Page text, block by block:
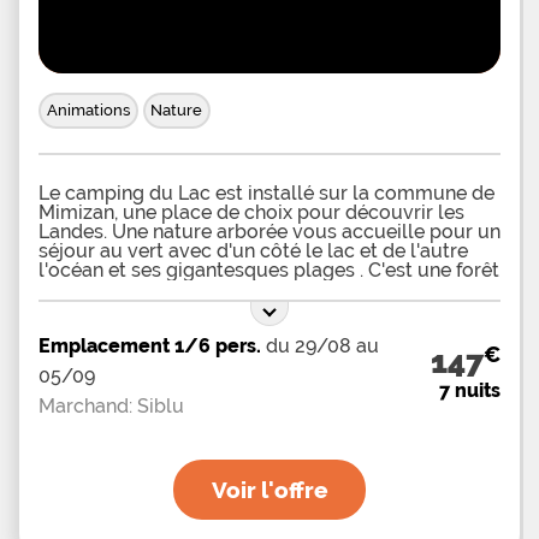
un mobil-home, fonctionnel et entièrement équipé,
il permettra de profiter d’un confort total avec
Animations Nature
Le camping du Lac est installé sur la commune de
Mimizan, une place de choix pour découvrir les
Landes. Une nature arborée vous accueille pour un
séjour au vert avec d'un côté le lac et de l'autre
l'océan et ses gigantesques plages . C'est une forêt
caravane ou camping-car dans un cadre
parfaitement aménagé et bien équipé grâce à la
présence de points d'eau et de bornes électriques.
Vous choisirez de séjourner à l'ombre, au soleil ou
les deux parmi l'un des 419 emplacements bien
délimités d'une surface de 80 à 120 m².
propriétaires vous proposent de découvrir le
« Glamping », une contraction des mots
« Glamour » et « Camping » grâce à la location de
Natur'house, de Safari Lodge ou de Coco Lodge.
Emplacement 1/6 pers. du 29/08 au
05/09
Marchand: Siblu
147€
7 nuits
Voir l'offre